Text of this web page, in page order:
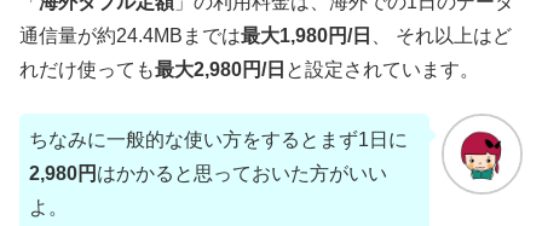
通信量が約24.4MBまでは最大1,980円/日
、 それ以上はど
れだけ使っても最大2,980円/日 と設定されています。
ちなみに一般的な使い方をするとまず1日に
2,980円 はかかると思っておいた方がいい
よ。